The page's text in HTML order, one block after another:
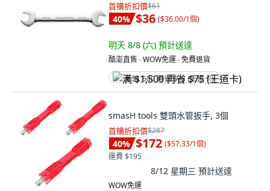
首購折扣價$61
40% $36 ($36.00/1個)
明天 8/8 (六) 預計送達
酷澎直售 ∙ WOW免運 ∙ 免費退貨
满 $1,500 再省 $75 (王道卡)
smasH tools 雙頭水管扳手, 3個
首購折扣價$287
40% $172 ($57.33/1個)
運費 $195
8/12 星期三 預計送達
WOW免運